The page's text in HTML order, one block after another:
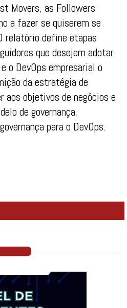
Movers, as Followers
a fazer se quiserem se
relatório define etapas
que desejem adotar
o DevOps empresarial o
da estratégia de
aos objetivos de negócios e
de governança,
para o DevOps.